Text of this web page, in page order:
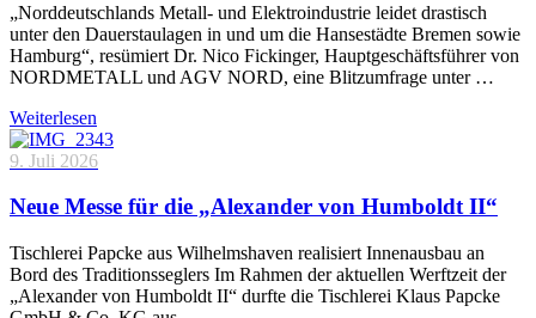
„Norddeutschlands Metall- und Elektroindustrie leidet drastisch
unter den Dauerstaulagen in und um die Hansestädte Bremen sowie
Hamburg“, resümiert Dr. Nico Fickinger, Hauptgeschäftsführer von
NORDMETALL und AGV NORD, eine Blitzumfrage unter …
Weiterlesen
9. Juli 2026
Neue Messe für die „Alexander von Humboldt II“
Tischlerei Papcke aus Wilhelmshaven realisiert Innenausbau an
Bord des Traditionsseglers Im Rahmen der aktuellen Werftzeit der
„Alexander von Humboldt II“ durfte die Tischlerei Klaus Papcke